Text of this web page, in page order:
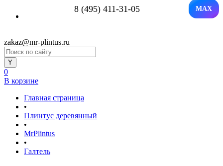
8 (495) 411-31-05 MAX
zakaz@mr-plintus.ru
0
В корзине
Главная страница
•
Плинтус деревянный
•
MrPlintus
•
Галтель